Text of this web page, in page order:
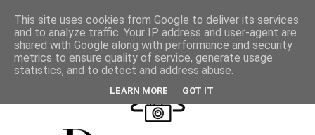
This site uses cookies from Google to deliver its services
and to analyze traffic. Your IP address and user-agent are
shared with Google along with performance and security
metrics to ensure quality of service, generate usage
statistics, and to detect and address abuse.
LEARN MORE GOT IT